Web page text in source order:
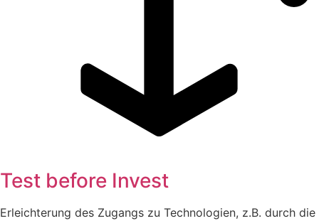
Test before Invest
Erleichterung des Zugangs zu Technologien, z.B. durch die